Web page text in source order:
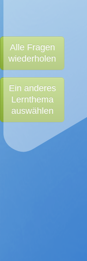
Alle Fragen
wiederholen
Ein anderes
Lernthema
auswählen